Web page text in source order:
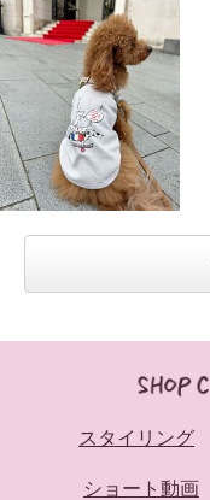
スタイリング
ショート動画